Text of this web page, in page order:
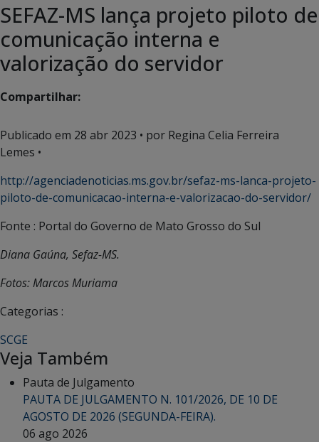
SEFAZ-MS lança projeto piloto de
comunicação interna e
valorização do servidor
Compartilhar:
Publicado em 28 abr 2023 • por Regina Celia Ferreira
Lemes •
http://agenciadenoticias.ms.gov.br/sefaz-ms-lanca-projeto-
piloto-de-comunicacao-interna-e-valorizacao-do-servidor/
Fonte : Portal do Governo de Mato Grosso do Sul
Diana Gaúna, Sefaz-MS.
Fotos: Marcos Muriama
Categorias :
SCGE
Veja Também
Pauta de Julgamento
PAUTA DE JULGAMENTO N. 101/2026, DE 10 DE
AGOSTO DE 2026 (SEGUNDA-FEIRA).
06 ago 2026